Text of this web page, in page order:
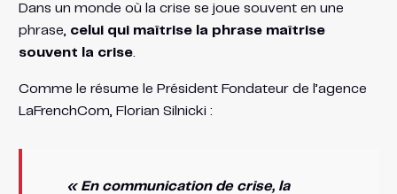
Dans un monde où la crise se joue souvent en une
phrase, celui qui maîtrise la phrase maîtrise
souvent la crise.
Comme le résume le Président Fondateur de l’agence
LaFrenchCom, Florian Silnicki :
« En communication de crise, la